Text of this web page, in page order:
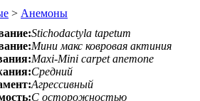
> Анемоны
Stichodactyla tapetum
Мини макс ковровая актиния
Maxi-Mini carpet anemone
Средний
Агрессивный
С осторожностью